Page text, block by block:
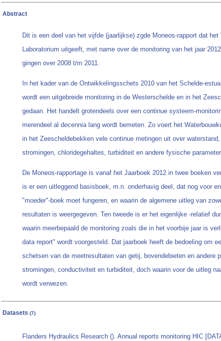
Abstract
Dit is een deel van het vijfde (jaarlijkse) zgde Moneos-rapport dat het
Laboratorium uitgeeft, met name over de monitoring van het jaar
gingen over 2008 t/m 2011.
In het kader van de Ontwikkelingsschets 2010 van het Schelde-
wordt een uitgebreide monitoring in de Westerschelde en in het
gedaan. Het handelt grotendeels over een continue systeem-
merendeel al decennia lang wordt bemeten. Zo voert het
in het Zeescheldebekken vele continue metingen uit over
stromingen, chloridegehaltes, turbiditeit en andere fysische
De Moneos-rapportage is vanaf het Jaarboek 2012 in twee boeken
is er een uitleggend basisboek, m.n. onderhavig deel, dat nog voor
"moeder"-boek moet fungeren, en waarin de algemene uitleg van
resultaten is weergegeven. Ten tweede is er het eigenlijke -relatief
waarin meerbepaald de monitoring zoals die in het voorbije jaar is
data report" wordt voorgesteld. Dat jaarboek heeft de bedoeling om
schetsen van de meetresultaten van getij, bovendebieten en andere
stromingen, conductiviteit en turbiditeit, doch waarin voor de uitleg
wordt verwezen.
Datasets (7)
Flanders Hydraulics Research (). Annual reports monitoring HIC